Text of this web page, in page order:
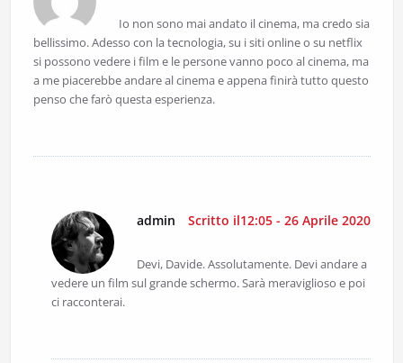
Io non sono mai andato il cinema, ma credo sia
bellissimo. Adesso con la tecnologia, su i siti online o su netflix
si possono vedere i film e le persone vanno poco al cinema, ma
a me piacerebbe andare al cinema e appena finirà tutto questo
penso che farò questa esperienza.
admin Scritto il12:05 - 26 Aprile 2020
Devi, Davide. Assolutamente. Devi andare a
vedere un film sul grande schermo. Sarà meraviglioso e poi
ci racconterai.